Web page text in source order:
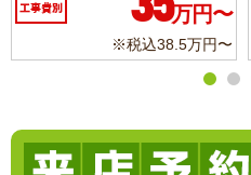
万円〜
※税込38.5万円〜
工事費別